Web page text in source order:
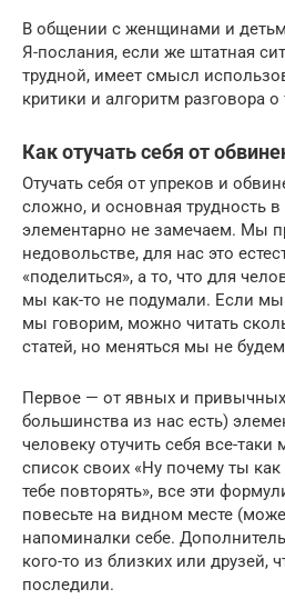
В общении с женщинами и
Я-послания, если же штатная
трудной, имеет смысл
критики и алгоритм разговора
Как отучать себя от
Отучать себя от упреков и
сложно, и основная трудность
элементарно не замечаем. Мы
недовольстве, для нас это
«поделиться», а то, что для
мы как-то не подумали. Если
мы говорим, можно читать
статей, но меняться мы не
Первое — от явных и
большинства из нас есть)
человеку отучить себя все-
список своих «Ну почему ты как
тебе повторять», все эти
повесьте на видном месте
напоминалки себе.
кого-то из близких или друзей,
последили.